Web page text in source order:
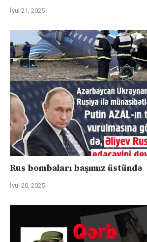
İyul 21, 2025
Rus bombaları başımız üstündə
İyul 20, 2025